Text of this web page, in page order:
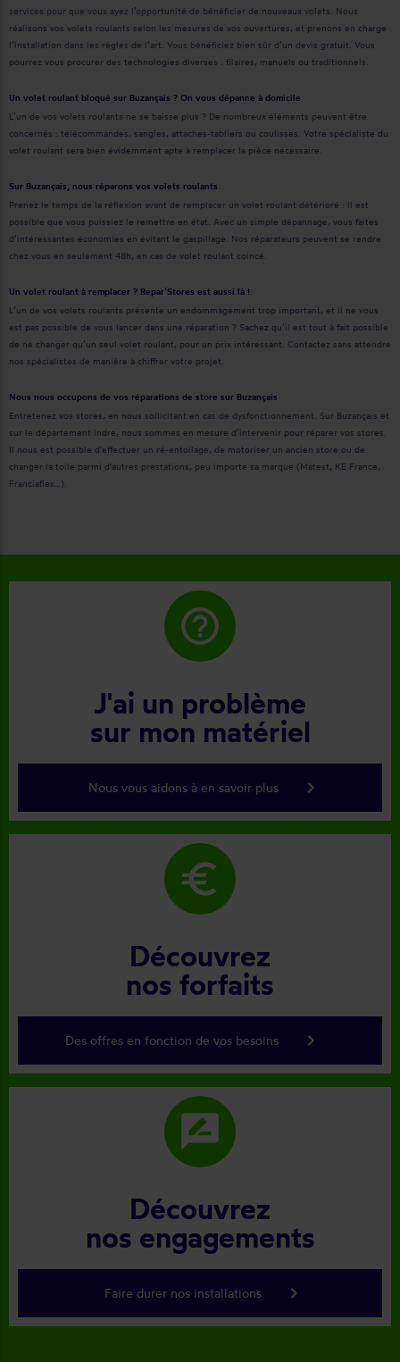
services pour que vous ayez l’opportunité de bénéficier de nouveaux volets. Nous
réalisons vos volets roulants selon les mesures de vos ouvertures, et prenons en charge
l’installation dans les règles de l’art. Vous bénéficiez bien sûr d’un devis gratuit. Vous
pourrez vous procurer des technologies diverses : filaires, manuels ou traditionnels.
Un volet roulant bloqué sur Buzançais ? On vous dépanne à domicile
L’un de vos volets roulants ne se baisse plus ? De nombreux éléments peuvent être
concernés : télécommandes, sangles, attaches-tabliers ou coulisses. Votre spécialiste du
volet roulant sera bien évidemment apte à remplacer la pièce nécessaire.
Sur Buzançais, nous réparons vos volets roulants
Prenez le temps de la réflexion avant de remplacer un volet roulant détérioré : il est
possible que vous puissiez le remettre en état. Avec un simple dépannage, vous faites
d’intéressantes économies en évitant le gaspillage. Nos réparateurs peuvent se rendre
chez vous en seulement 48h, en cas de volet roulant coincé.
Un volet roulant à remplacer ? Repar’Stores est aussi là !
L’un de vos volets roulants présente un endommagement trop important, et il ne vous
est pas possible de vous lancer dans une réparation ? Sachez qu’il est tout à fait possible
de ne changer qu’un seul volet roulant, pour un prix intéressant. Contactez sans attendre
nos spécialistes de manière à chiffrer votre projet.
Nous nous occupons de vos réparations de store sur Buzançais
Entretenez vos stores, en nous sollicitant en cas de dysfonctionnement. Sur Buzançais et
sur le département Indre, nous sommes en mesure d’intervenir pour réparer vos stores.
Il nous est possible d'effectuer un ré-entoilage, de motoriser un ancien store ou de
changer la toile parmi d'autres prestations, peu importe sa marque (Matest, KE France,
Franciaflex…).
help_outline
J'ai un problème
sur mon matériel
Nous vous aidons à en savoir plus keyboard_arrow_right
euro
Découvrez
nos forfaits
Des offres en fonction de vos besoins keyboard_arrow_right
rate_review
Découvrez
nos engagements
Faire durer nos installations keyboard_arrow_right